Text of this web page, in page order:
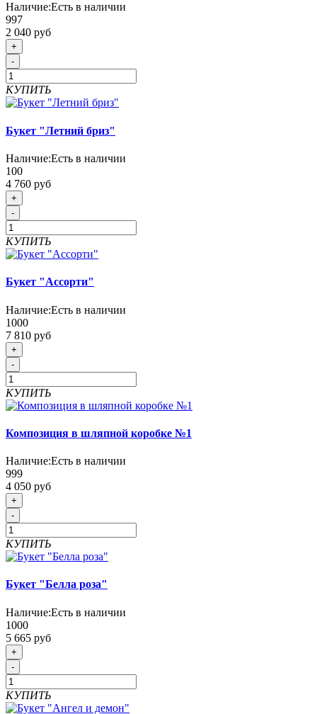
Наличие:Есть в наличии
997
2 040 руб
+
-
КУПИТЬ
Букет "Летний бриз"
Наличие:Есть в наличии
100
4 760 руб
+
-
КУПИТЬ
Букет "Ассорти"
Наличие:Есть в наличии
1000
7 810 руб
+
-
КУПИТЬ
Композиция в шляпной коробке №1
Наличие:Есть в наличии
999
4 050 руб
+
-
КУПИТЬ
Букет "Белла роза"
Наличие:Есть в наличии
1000
5 665 руб
+
-
КУПИТЬ